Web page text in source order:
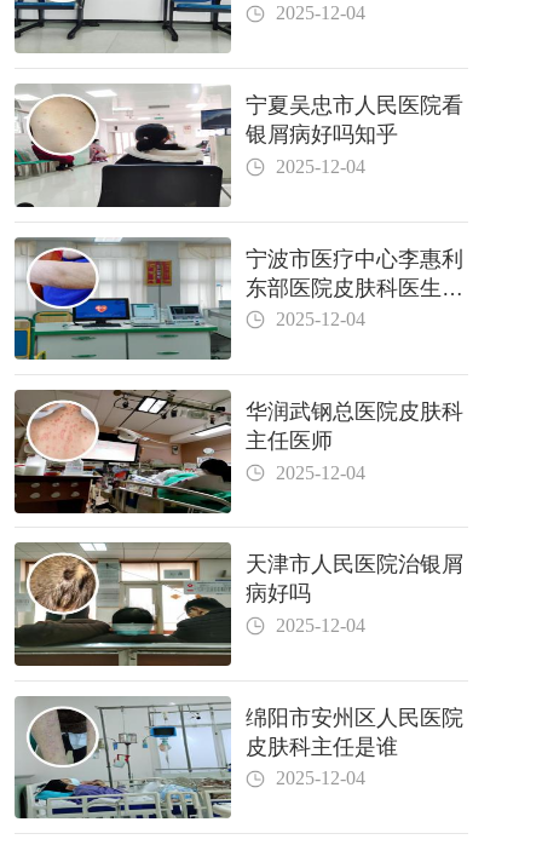
2025-12-04
宁夏吴忠市人民医院看
银屑病好吗知乎
2025-12-04
宁波市医疗中心李惠利
东部医院皮肤科医生哪
个好2025-12-04
华润武钢总医院皮肤科
主任医师
2025-12-04
天津市人民医院治银屑
病好吗
2025-12-04
绵阳市安州区人民医院
皮肤科主任是谁
2025-12-04